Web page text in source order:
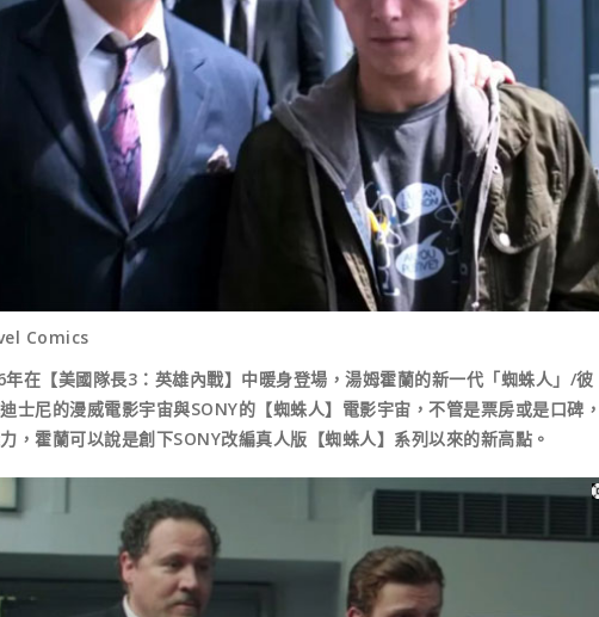
Comics
【美國隊長3：英雄內戰】中暖身登場，湯姆霍蘭的新一代「蜘蛛人」/彼
士尼的漫威電影宇宙與SONY的【蜘蛛人】電影宇宙，不管是票房或是口碑，
，霍蘭可以說是創下SONY改編真人版【蜘蛛人】系列以來的新高點。